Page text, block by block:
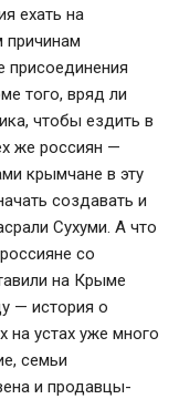
ехать на
причинам
присоединения
того, вряд ли
чтобы ездить в
же россиян —
крымчане в эту
создавать и
Сухуми. А что
со
на Крыме
— история о
на устах уже много
семьи
и продавцы-